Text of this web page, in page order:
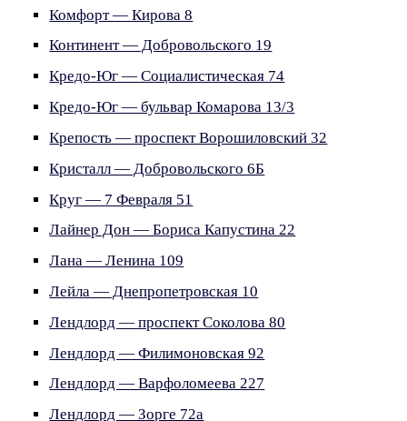
Комфорт — Кирова 8
Континент — Добровольского 19
Кредо-Юг — Социалистическая 74
Кредо-Юг — бульвар Комарова 13/3
Крепость — проспект Ворошиловский 32
Кристалл — Добровольского 6Б
Круг — 7 Февраля 51
Лайнер Дон — Бориса Капустина 22
Лана — Ленина 109
Лейла — Днепропетровская 10
Лендлорд — проспект Соколова 80
Лендлорд — Филимоновская 92
Лендлорд — Варфоломеева 227
Лендлорд — Зорге 72а